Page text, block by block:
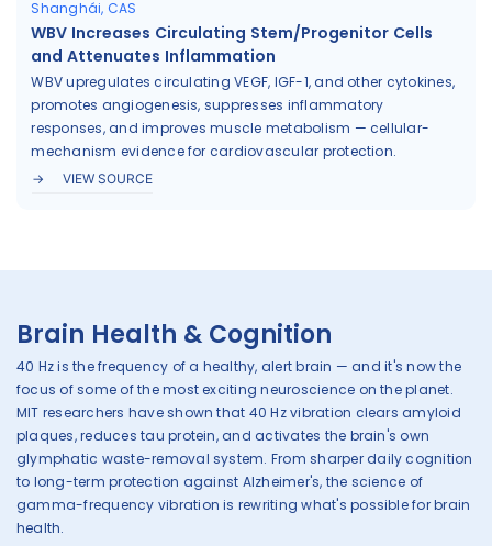
Shanghái, CAS
WBV Increases Circulating Stem/Progenitor Cells
and Attenuates Inflammation
WBV upregulates circulating VEGF, IGF-1, and other cytokines,
promotes angiogenesis, suppresses inflammatory
responses, and improves muscle metabolism — cellular-
mechanism evidence for cardiovascular protection.
VIEW SOURCE
Brain Health & Cognition
40 Hz is the frequency of a healthy, alert brain — and it's now the
focus of some of the most exciting neuroscience on the planet.
MIT researchers have shown that 40 Hz vibration clears amyloid
plaques, reduces tau protein, and activates the brain's own
glymphatic waste-removal system. From sharper daily cognition
to long-term protection against Alzheimer's, the science of
gamma-frequency vibration is rewriting what's possible for brain
health.